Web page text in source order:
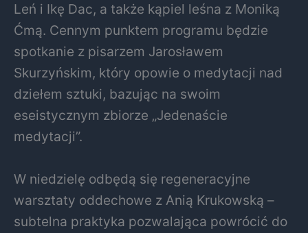
Leń i Ikę Dac, a także kąpiel leśna z Moniką
Ćmą. Cennym punktem programu będzie
spotkanie z pisarzem Jarosławem
Skurzyńskim, który opowie o medytacji nad
dziełem sztuki, bazując na swoim
eseistycznym zbiorze „Jedenaście
medytacji”.
W niedzielę odbędą się regeneracyjne
warsztaty oddechowe z Anią Krukowską –
subtelna praktyka pozwalająca powrócić do